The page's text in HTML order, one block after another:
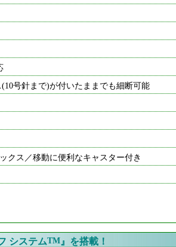
号針まで)が付いたままでも細断可能
クス／移動に便利なキャスター付き
システムTM 』を搭載！